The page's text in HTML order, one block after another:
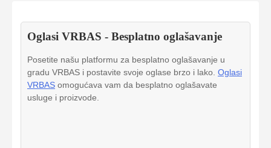
Oglasi VRBAS - Besplatno oglašavanje
Posetite našu platformu za besplatno oglašavanje u
gradu VRBAS i postavite svoje oglase brzo i lako. Oglasi
VRBAS omogućava vam da besplatno oglašavate
usluge i proizvode.